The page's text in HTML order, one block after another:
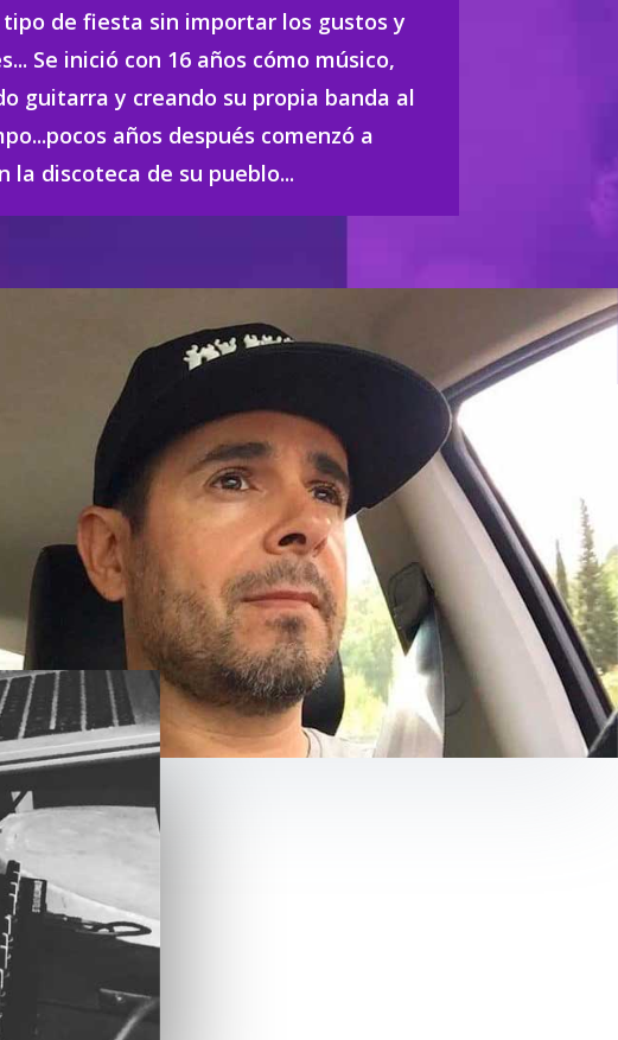
de fiesta sin importar los gustos y
Se inició con 16 años cómo músico,
guitarra y creando su propia banda al
años después comenzó a
la discoteca de su pueblo...